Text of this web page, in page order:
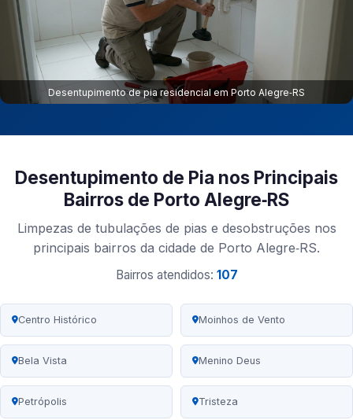
Desentupimento de pia residencial em Porto Alegre‑RS
Desentupimento de Pia nos Principais
Bairros de Porto Alegre‑RS
Limpezas de tubulações de pias e desobstruções nos
principais bairros da cidade de Porto Alegre‑RS.
Bairros atendidos: 107
Centro Histórico Moinhos de Vento
Bela Vista Menino Deus
Petrópolis Tristeza